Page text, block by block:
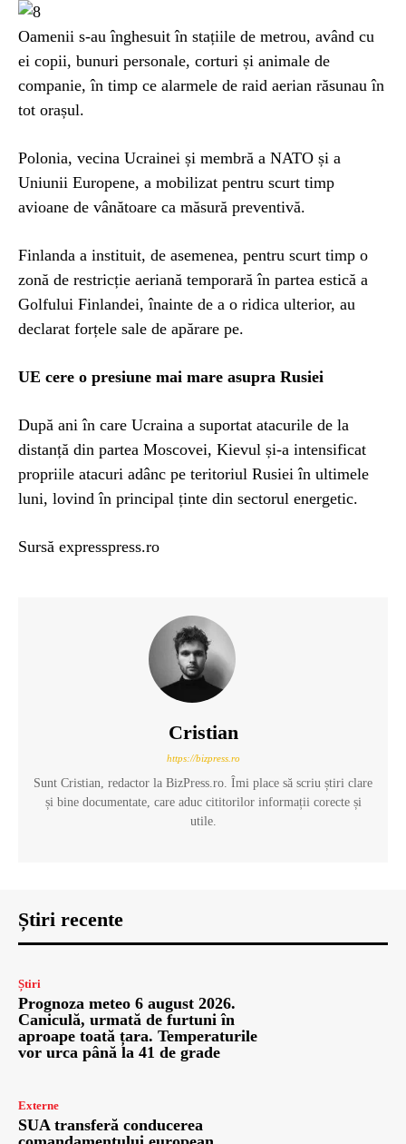
Oamenii s-au înghesuit în stațiile de metrou, având cu
ei copii, bunuri personale, corturi și animale de
companie, în timp ce alarmele de raid aerian răsunau în
tot orașul.
Polonia, vecina Ucrainei și membră a NATO și a
Uniunii Europene, a mobilizat pentru scurt timp
avioane de vânătoare ca măsură preventivă.
Finlanda a instituit, de asemenea, pentru scurt timp o
zonă de restricție aeriană temporară în partea estică a
Golfului Finlandei, înainte de a o ridica ulterior, au
declarat forțele sale de apărare pe.
UE cere o presiune mai mare asupra Rusiei
După ani în care Ucraina a suportat atacurile de la
distanță din partea Moscovei, Kievul și-a intensificat
propriile atacuri adânc pe teritoriul Rusiei în ultimele
luni, lovind în principal ținte din sectorul energetic.
Sursă expresspress.ro
Cristian
https://bizpress.ro
Sunt Cristian, redactor la BizPress.ro. Îmi place să scriu știri clare
și bine documentate, care aduc cititorilor informații corecte și
utile.
Știri recente
Știri
Prognoza meteo 6 august 2026.
Caniculă, urmată de furtuni în
aproape toată țara. Temperaturile
vor urca până la 41 de grade
Externe
SUA transferă conducerea